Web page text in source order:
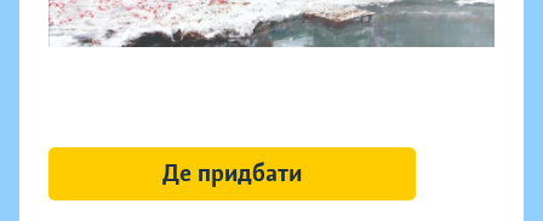
Де придбати